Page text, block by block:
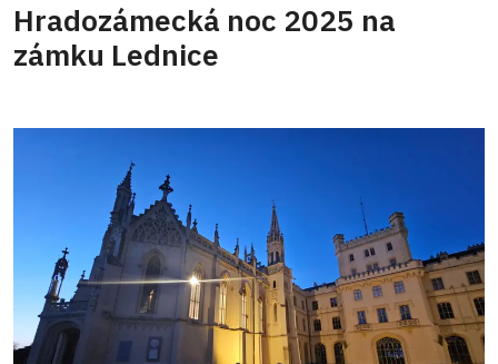
Hradozámecká noc 2025 na
zámku Lednice